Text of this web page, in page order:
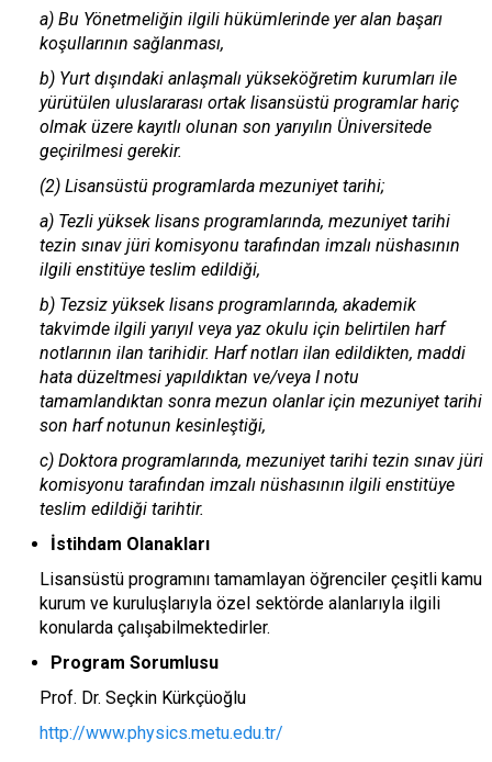
a) Bu Yönetmeliğin ilgili hükümlerinde yer alan başarı
koşullarının sağlanması,
b) Yurt dışındaki anlaşmalı yükseköğretim kurumları ile
yürütülen uluslararası ortak lisansüstü programlar hariç
olmak üzere kayıtlı olunan son yarıyılın Üniversitede
geçirilmesi gerekir.
(2) Lisansüstü programlarda mezuniyet tarihi;
a) Tezli yüksek lisans programlarında, mezuniyet tarihi
tezin sınav jüri komisyonu tarafından imzalı nüshasının
ilgili enstitüye teslim edildiği,
b) Tezsiz yüksek lisans programlarında, akademik
takvimde ilgili yarıyıl veya yaz okulu için belirtilen harf
notlarının ilan tarihidir. Harf notları ilan edildikten, maddi
hata düzeltmesi yapıldıktan ve/veya I notu
tamamlandıktan sonra mezun olanlar için mezuniyet tarihi
son harf notunun kesinleştiği,
c) Doktora programlarında, mezuniyet tarihi tezin sınav jüri
komisyonu tarafından imzalı nüshasının ilgili enstitüye
teslim edildiği tarihtir.
İstihdam Olanakları
Lisansüstü programını tamamlayan öğrenciler çeşitli kamu
kurum ve kuruluşlarıyla özel sektörde alanlarıyla ilgili
konularda çalışabilmektedirler.
Program Sorumlusu
Prof. Dr. Seçkin Kürkçüoğlu
http://www.physics.metu.edu.tr/